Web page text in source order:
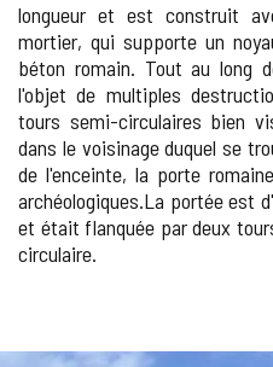
cahiers
longueur et est construit
mortier, qui supporte un
béton romain. Tout au long
l'objet de multiples
tours semi-circulaires bien
dans le voisinage duquel se
de l'enceinte, la porte
archéologiques.La portée est
et était flanquée par deux
circulaire.